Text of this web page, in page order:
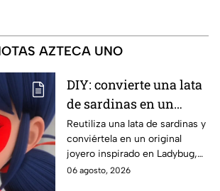
AZTECA UNO
DIY: convierte una lata
de sardinas en un
joyero inspirado en
Ladybug
Reutiliza una lata de sardinas y
conviértela en un original
joyero inspirado en Ladybug,
perfecto para guardar tus
06 agosto, 2026